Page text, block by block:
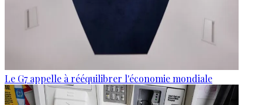
Le G7 appelle à rééquilibrer l'économie mondiale